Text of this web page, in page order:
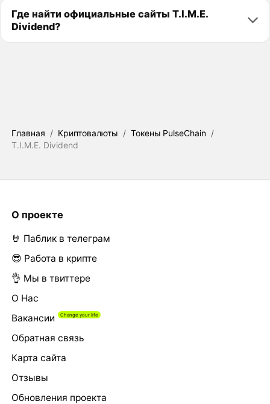
Где найти официальные сайты T.I.M.E.
Dividend?
Главная / Криптовалюты / Токены PulseChain /
T.I.M.E. Dividend
О проекте
🤘 Паблик в телеграм
😎 Работа в крипте
👌 Мы в твиттере
О Нас
Вакансии
Обратная связь
Карта сайта
Отзывы
Обновления проекта